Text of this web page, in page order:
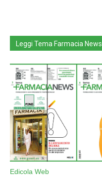
Leggi Tema Farmacia News
Edicola Web